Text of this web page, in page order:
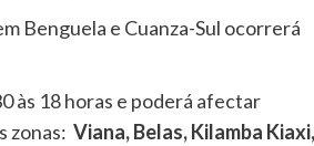
Benguela e Cuanza-Sul ocorrerá
às 18 horas e poderá afectar
zonas: Viana, Belas, Kilamba Kiaxi,